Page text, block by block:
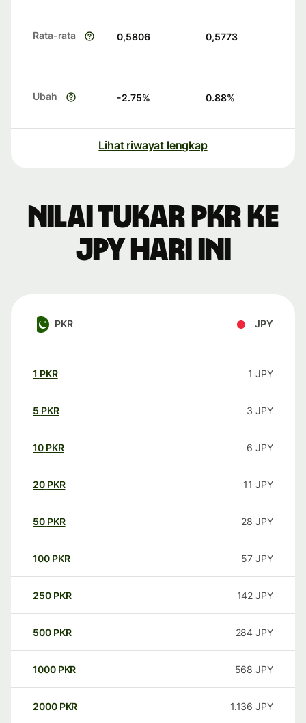
Rata-rata 0,5806 0,5773
Ubah -2.75% 0.88%
Lihat riwayat lengkap
Nilai tukar PKR ke
JPY hari ini
PKR JPY
1 PKR 1 JPY
5 PKR 3 JPY
10 PKR 6 JPY
20 PKR 11 JPY
50 PKR 28 JPY
100 PKR 57 JPY
250 PKR 142 JPY
500 PKR 284 JPY
1000 PKR 568 JPY
2000 PKR 1.136 JPY